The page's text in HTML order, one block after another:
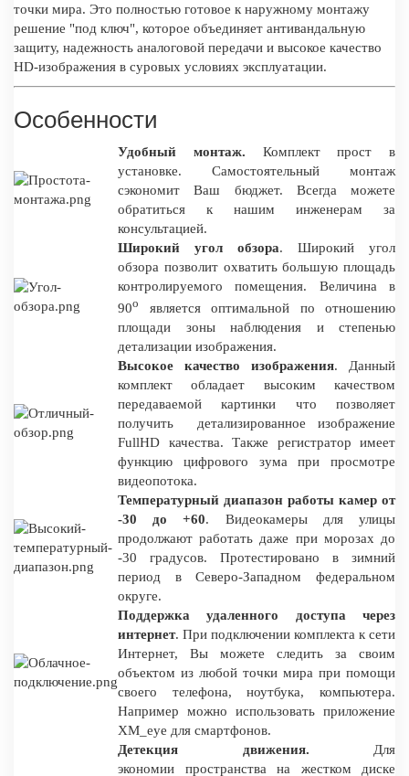
точки мира. Это полностью готовое к наружному монтажу
решение "под ключ", которое объединяет антивандальную
защиту, надежность аналоговой передачи и высокое качество
HD-изображения в суровых условиях эксплуатации.
Особенности
Удобный монтаж. Комплект прост в
установке. Самостоятельный монтаж
сэкономит Ваш бюджет. Всегда можете
обратиться к нашим инженерам за
консультацией.
Широкий угол обзора. Широкий угол
обзора позволит охватить большую площадь
контролируемого помещения. Величина в
90о
является оптимальной по отношению
площади зоны наблюдения и степенью
детализации изображения.
Высокое качество изображения. Данный
комплект обладает высоким качеством
передаваемой картинки что позволяет
получить детализированное изображение
FullHD качества. Также регистратор имеет
функцию цифрового зума при просмотре
видеопотока.
Температурный диапазон работы камер от
-30 до +60. Видеокамеры для улицы
продолжают работать даже при морозах до
-30 градусов. Протестировано в зимний
период в Северо-Западном федеральном
округе.
Поддержка удаленного доступа через
интернет. При подключении комплекта к сети
Интернет, Вы можете следить за своим
объектом из любой точки мира при помощи
своего телефона, ноутбука, компьютера.
Например можно использовать приложение
XM_eye для смартфонов.
Детекция движения. Для
экономии пространства на жестком диске